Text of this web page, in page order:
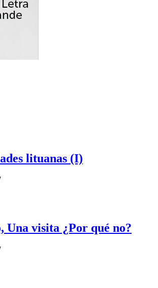
lituanas (I)
Una visita ¿Por qué no?